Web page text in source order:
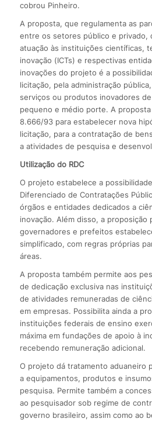
cobrou Pinheiro.
A proposta, que regulamenta as
entre os setores público e privado,
atuação às instituições científicas,
inovação (ICTs) e respectivas
inovações do projeto é a
licitação, pela administração
serviços ou produtos inovadores
pequeno e médio porte. A
8.666/93 para estabelecer nova
licitação, para a contratação de
a atividades de pesquisa e
Utilização do RDC
O projeto estabelece a
Diferenciado de Contratações
órgãos e entidades dedicados a
inovação. Além disso, a proposição
governadores e prefeitos
simplificado, com regras próprias
áreas.
A proposta também permite aos
de dedicação exclusiva nas
de atividades remuneradas de
em empresas. Possibilita ainda a
instituições federais de ensino
máxima em fundações de apoio à
recebendo remuneração adicional.
O projeto dá tratamento aduaneiro
a equipamentos, produtos e
pesquisa. Permite também a
ao pesquisador sob regime de
governo brasileiro, assim como ao